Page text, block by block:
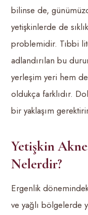
bilinse de,
yetişkinlerde de
problemidir. Tıbbi
adlandırılan bu
yerleşim yeri hem
oldukça farklıdır.
bir yaklaşım
Yetişkin
Nelerdir?
Ergenlik
ve yağlı bölgelerde